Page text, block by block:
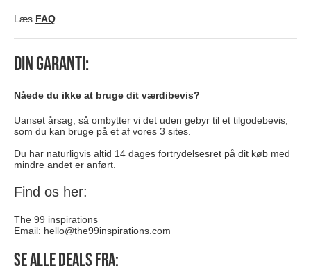
Læs FAQ
Din garanti:
Nåede du ikke at bruge dit værdibevis?
Uanset årsag, så ombytter vi det uden gebyr til et tilgodebevis,
som du kan bruge på et af vores 3 sites.
Du har naturligvis altid 14 dages fortrydelsesret på dit køb med
mindre andet er anført.
Find os her:
The 99 inspirations
Email: hello@the99inspirations.com
Se alle deals fra: